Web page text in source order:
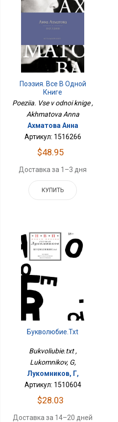
Поэзия. Все В Одной
Книге
Poeziia. Vse v odnoi knige ,
Akhmatova Anna
Ахматова Анна
Артикул: 1516266
$48.95
Доставка за 1–3 дня
КУПИТЬ
Букволюбие.txt
Bukvoliubie.txt ,
Lukomnikov, G,
Лукомников, Г,
Артикул: 1510604
$28.03
Доставка за 14–20 дней